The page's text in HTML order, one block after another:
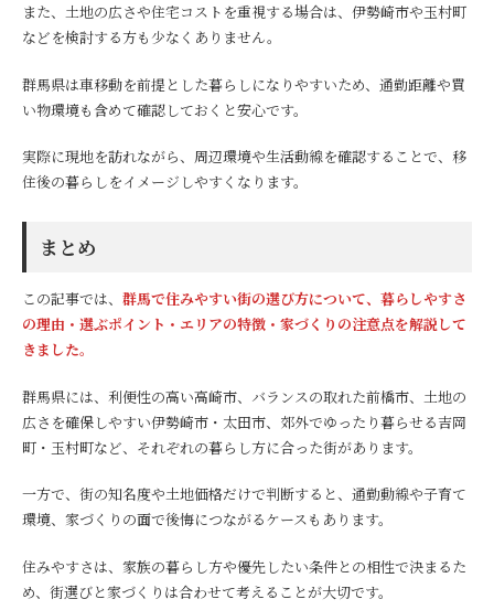
また、土地の広さや住宅コストを重視する場合は、伊勢崎市や玉村町
などを検討する方も少なくありません。
群馬県は車移動を前提とした暮らしになりやすいため、通勤距離や買
い物環境も含めて確認しておくと安心です。
実際に現地を訪れながら、周辺環境や生活動線を確認することで、移
住後の暮らしをイメージしやすくなります。
まとめ
この記事では、 群馬で住みやすい街の選び方について、暮らしやすさ
の理由・選ぶポイント・エリアの特徴・家づくりの注意点を解説して
きました。
群馬県には、利便性の高い高崎市、バランスの取れた前橋市、土地の
広さを確保しやすい伊勢崎市・太田市、郊外でゆったり暮らせる吉岡
町・玉村町など、それぞれの暮らし方に合った街があります。
一方で、街の知名度や土地価格だけで判断すると、通勤動線や子育て
環境、家づくりの面で後悔につながるケースもあります。
住みやすさは、家族の暮らし方や優先したい条件との相性で決まるた
め、街選びと家づくりは合わせて考えることが大切です。